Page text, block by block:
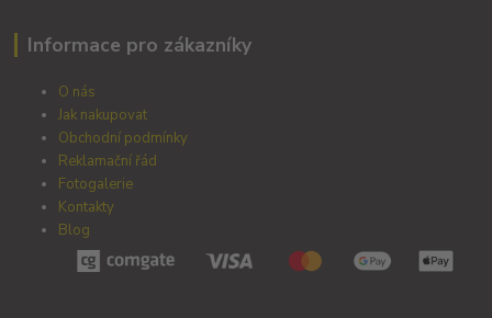
Informace pro zákazníky
O nás
Jak nakupovat
Obchodní podmínky
Reklamační řád
Fotogalerie
Kontakty
Blog